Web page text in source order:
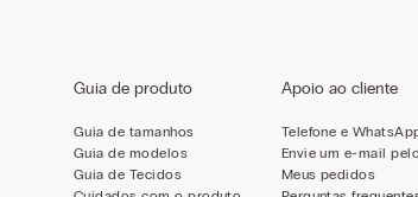
Guia de produto
Guia de tamanhos
Guia de modelos
Guia de Tecidos
Apoio ao cliente
Telefone e
Envie um e-mail
Meus pedidos